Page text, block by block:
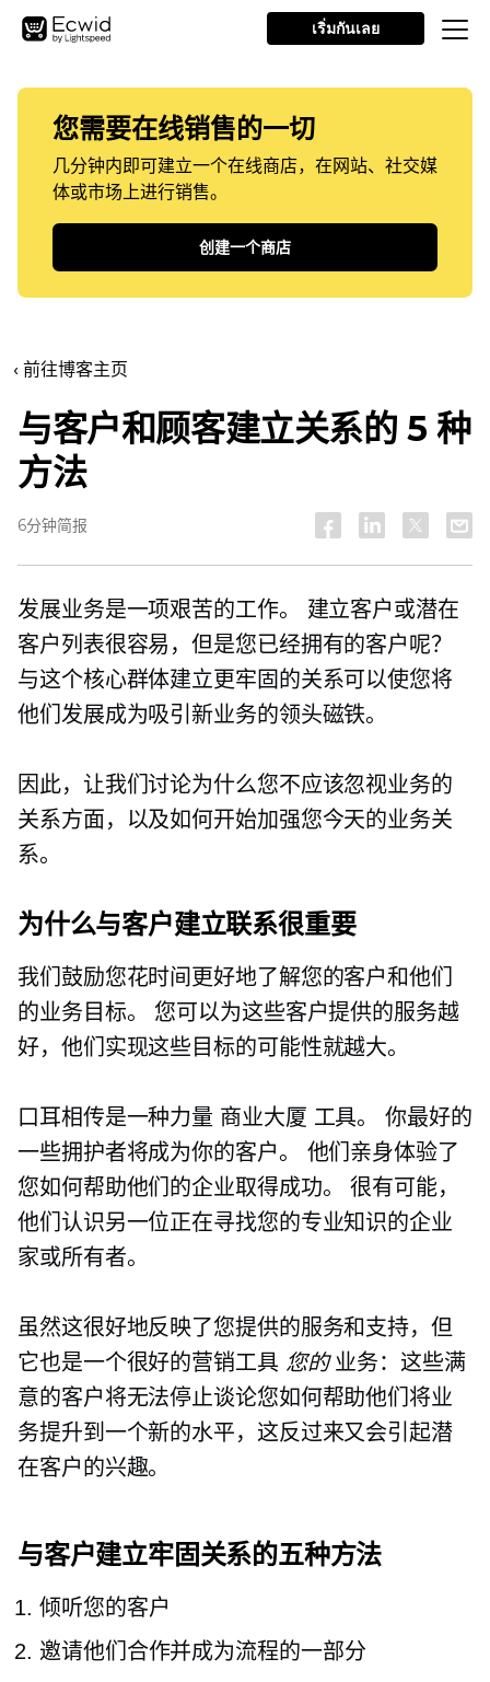
เริ่มกันเลย
您需要在线销售的一切
几分钟内即可建立一个在线商店，在网站、社交媒
体或市场上进行销售。
创建一个商店
‹ 前往博客主页
与客户和顾客建立关系的 5 种
方法
6分钟简报
发展业务是一项艰苦的工作。 建立客户或潜在
客户列表很容易，但是您已经拥有的客户呢？
与这个核心群体建立更牢固的关系可以使您将
他们发展成为吸引新业务的领头磁铁。
因此，让我们讨论为什么您不应该忽视业务的
关系方面，以及如何开始加强您今天的业务关
系。
为什么与客户建立联系很重要
我们鼓励您花时间更好地了解您的客户和他们
的业务目标。 您可以为这些客户提供的服务越
好，他们实现这些目标的可能性就越大。
口耳相传是一种力量 商业大厦 工具。 你最好的
一些拥护者将成为你的客户。 他们亲身体验了
您如何帮助他们的企业取得成功。 很有可能，
他们认识另一位正在寻找您的专业知识的企业
家或所有者。
虽然这很好地反映了您提供的服务和支持，但
它也是一个很好的营销工具 您的业务：这些满
意的客户将无法停止谈论您如何帮助他们将业
务提升到一个新的水平，这反过来又会引起潜
在客户的兴趣。
与客户建立牢固关系的五种方法
倾听您的客户
邀请他们合作并成为流程的一部分